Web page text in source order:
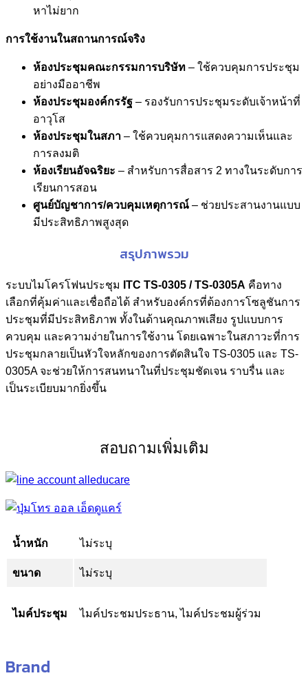
หาไม่ยาก
การใช้งานในสถานการณ์จริง
ห้องประชุมคณะกรรมการบริษัท – ใช้ควบคุมการประชุม
อย่างมืออาชีพ
ห้องประชุมองค์กรรัฐ – รองรับการประชุมระดับเจ้าหน้าที่
อาวุโส
ห้องประชุมในสภา – ใช้ควบคุมการแสดงความเห็นและ
การลงมติ
ห้องเรียนอัจฉริยะ – สำหรับการสื่อสาร 2 ทางในระดับการ
เรียนการสอน
ศูนย์บัญชาการ/ควบคุมเหตุการณ์ – ช่วยประสานงานแบบ
มีประสิทธิภาพสูงสุด
สรุปภาพรวม
ระบบไมโครโฟนประชุม ITC TS-0305 / TS-0305A คือทาง
เลือกที่คุ้มค่าและเชื่อถือได้ สำหรับองค์กรที่ต้องการโซลูชันการ
ประชุมที่มีประสิทธิภาพ ทั้งในด้านคุณภาพเสียง รูปแบบการ
ควบคุม และความง่ายในการใช้งาน โดยเฉพาะในสภาวะที่การ
ประชุมกลายเป็นหัวใจหลักของการตัดสินใจ TS-0305 และ TS-
0305A จะช่วยให้การสนทนาในที่ประชุมชัดเจน ราบรื่น และ
เป็นระเบียบมากยิ่งขึ้น
สอบถามเพิ่มเติม
น้ำหนัก ไม่ระบุ
ขนาด ไม่ระบุ
ไมค์ประชุม ไมค์ประชมประธาน, ไมค์ประชมผู้ร่วม
Brand